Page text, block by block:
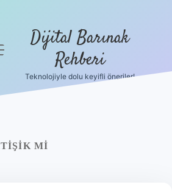
Dijital Barınak
Rehberi
Teknolojiyle dolu keyifli öneriler!
MI